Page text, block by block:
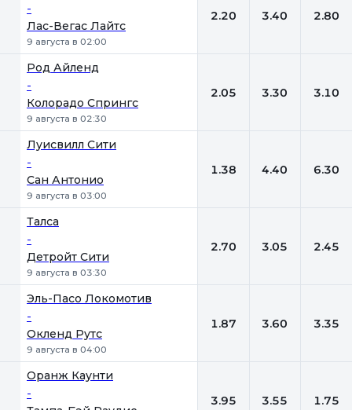
-
Лас-Вегас Лайтс
9 августа в 02:00
2.20 3.40 2.80
Род Айленд
-
Колорадо Спрингс
9 августа в 02:30
2.05 3.30 3.10
Луисвилл Сити
-
Сан Антонио
9 августа в 03:00
1.38 4.40 6.30
Талса
-
Детройт Сити
9 августа в 03:30
2.70 3.05 2.45
Эль-Пасо Локомотив
-
Окленд Рутс
9 августа в 04:00
1.87 3.60 3.35
Оранж Каунти
- 3.95 3.55 1.75